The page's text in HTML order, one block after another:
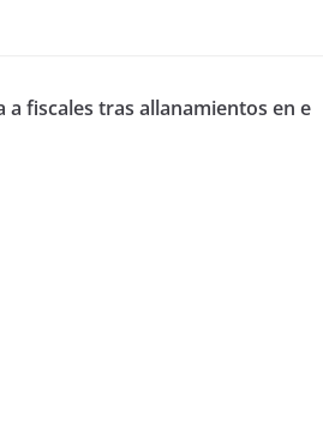
a fiscales tras allanamientos en e